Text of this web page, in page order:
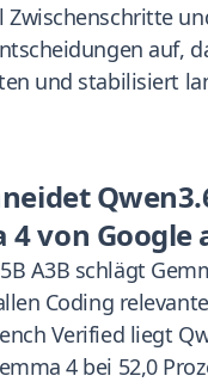
Zwischenschritte
auf,
und stabilisiert
4 von Google
A3B schlägt
Coding
Verified liegt
4 bei 52,0